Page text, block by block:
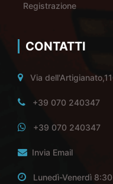
Registrazione
CONTATTI
Via
+39 070 240347
+39 070 240347
Invia Email
Lunedì-Venerdì